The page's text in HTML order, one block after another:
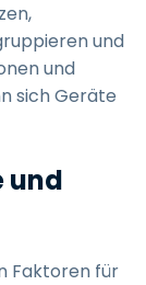
und
und
sich Geräte
und
Faktoren für